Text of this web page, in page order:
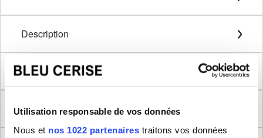
Utilisation responsable de vos données
Nous et nos 1022 partenaires traitons vos données
Description
Méthode de mesure
Dimensions produit